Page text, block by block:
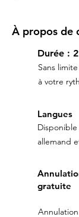
À propos de
Durée :
Sans
à votre
Langues
Disponible
allemand
gratuite